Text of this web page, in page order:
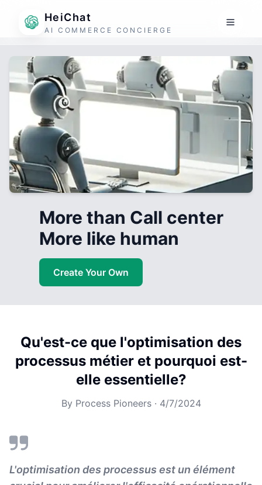
HeiChat
AI COMMERCE CONCIERGE
More than Call center
More like human
Create Your Own
Qu'est-ce que l'optimisation des
processus métier et pourquoi est-
elle essentielle?
By Process Pioneers· 4/7/2024
L'optimisation des processus est un élément